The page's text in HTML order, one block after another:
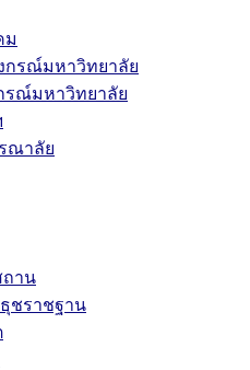
ม
กรณ์มหาวิทยาลัย
รณ์มหาวิทยาลัย
ณาลัย
าน
ชราชฐาน